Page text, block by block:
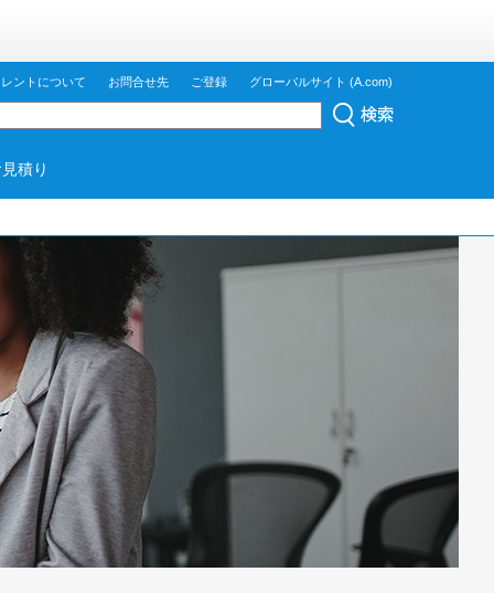
ントについて お問合せ先 ご登録 グローバルサイト (A.com)
積り